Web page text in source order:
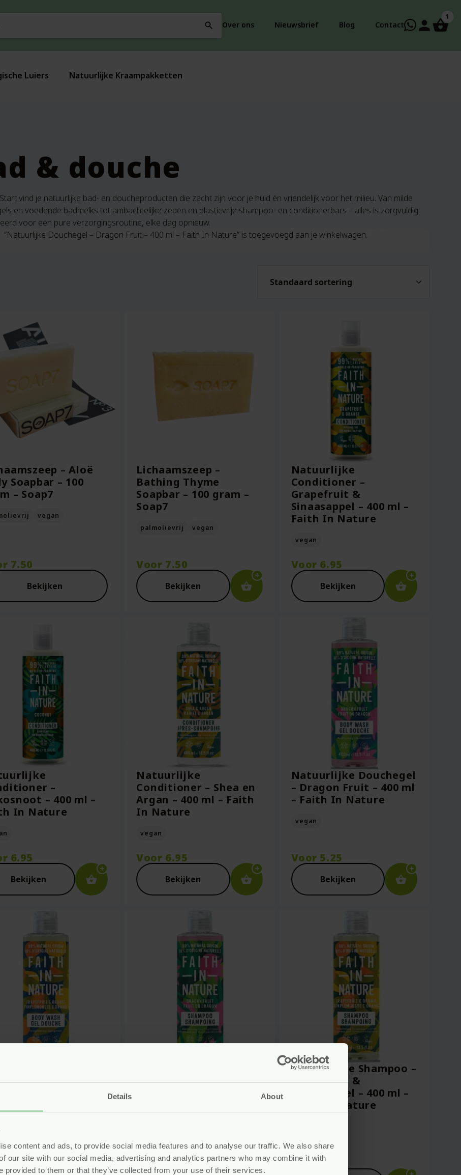
Details About
content and ads, to provide social media features and to analyse our traffic. We also share
our site with our social media, advertising and analytics partners who may combine it with
provided to them or that they’ve collected from your use of their services.
search Over ons Nieuwsbrief Blog Contact person
1
Luiers Natuurlijke Kraampakketten
& douche
vind je natuurlijke bad- en doucheproducten die zacht zijn voor je huid én vriendelijk voor het milieu. Van milde
en voedende badmelks tot ambachtelijke zepen en plasticvrije shampoo- en conditionerbars – alles is zorgvuldig
voor een pure verzorgingsroutine, elke dag opnieuw.
“Natuurlijke Douchegel – Dragon Fruit – 400 ml – Faith In Nature” is toegevoegd aan je winkelwagen.
– Aloë
Soapbar – 100
– Soap7
vegan
7.50
Bekijken
Lichaamszeep –
Bathing Thyme
Soapbar – 100 gram –
Soap7
palmolievrij vegan
Voor 7.50
Bekijken
Natuurlijke
Conditioner –
Grapefruit &
Sinaasappel – 400 ml –
Faith In Nature
vegan
Voor 6.95
Bekijken
–
– 400 ml –
In Nature
6.95
Bekijken
Natuurlijke
Conditioner – Shea en
Argan – 400 ml – Faith
In Nature
vegan
Voor 6.95
Bekijken
Natuurlijke Douchegel
– Dragon Fruit – 400 ml
– Faith In Nature
vegan
Voor 5.25
Bekijken
&
– 400 ml –
4.00uit 5(1)
5.25
Dragon Fruit – 400 ml –
vegan
Voor6.95
Natuurlijke Shampoo –
Grapefruit &
Sinaasappel – 400 ml –
Faith In Nature
Voor6.95